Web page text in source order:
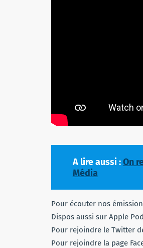
A lire aussi :On
Média
Pour écouter nos
Dispos aussi sur Apple
Pour rejoindre le Twitter
Pour rejoindre la page